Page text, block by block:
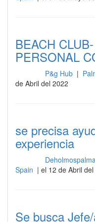
BEACH
PERSONAL
P&g Hub |
de Abril del 2022
se precisa
experiencia
Spain | el 12 de Abril
Se busca